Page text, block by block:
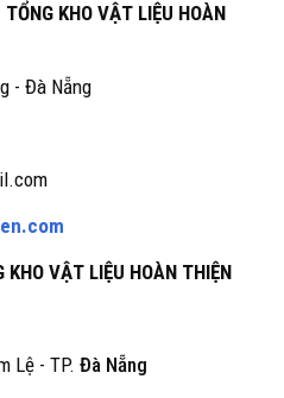
KHO VẬT LIỆU HOÀN
- Đà Nẵng
KHO VẬT LIỆU HOÀN THIỆN
Lệ - TP. Đà Nẵng